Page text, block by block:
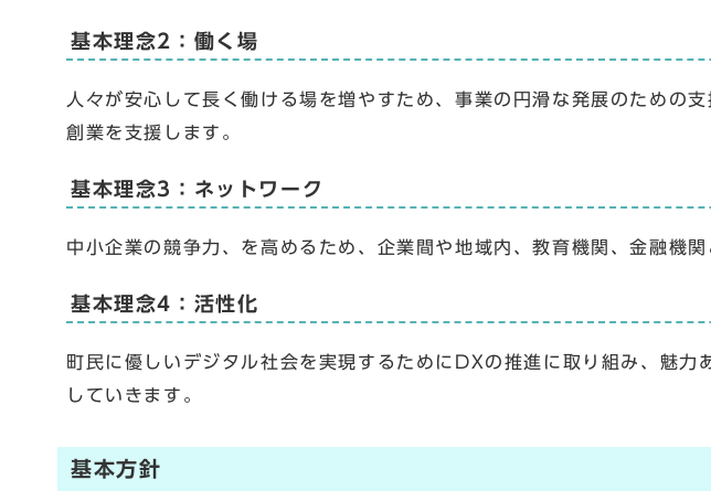
基本理念2：働く場
人々が安心して長く働ける場を増やすため、事業の円滑な発展のための
創業を支援します。
基本理念3：ネットワーク
中小企業の競争力、を高めるため、企業間や地域内、教育機関、金融機関
基本理念4：活性化
町民に優しいデジタル社会を実現するためにDXの推進に取り組み、魅力
していきます。
基本方針